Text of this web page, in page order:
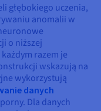
głębokiego uczenia,
anomalii w
o niższej
razem je
wskazują na
wykorzystują
danych
Dla danych